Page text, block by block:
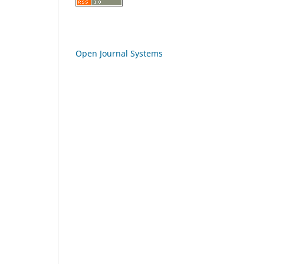
Open Journal Systems